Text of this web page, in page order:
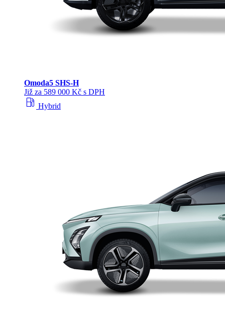
Omoda5 SHS‑H
Již za 589 000 Kč s DPH
local_gas_station Hybrid